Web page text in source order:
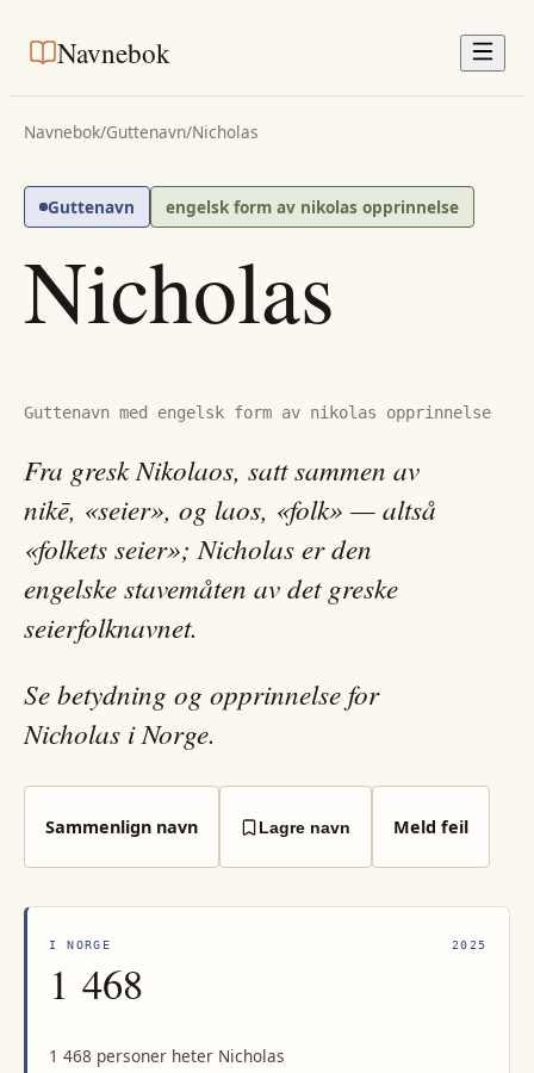
Navnebok
Navnebok/Guttenavn/Nicholas
Guttenavn engelsk form av nikolas opprinnelse
Nicholas
Guttenavn med engelsk form av nikolas opprinnelse
Fra gresk Nikolaos, satt sammen av
nikē, «seier», og laos, «folk» — altså
«folkets seier»; Nicholas er den
engelske stavemåten av det greske
seierfolknavnet.
Se betydning og opprinnelse for
Nicholas i Norge.
Sammenlign navn Lagre navn Meld feil
I NORGE 2025
1 468
1 468 personer heter Nicholas